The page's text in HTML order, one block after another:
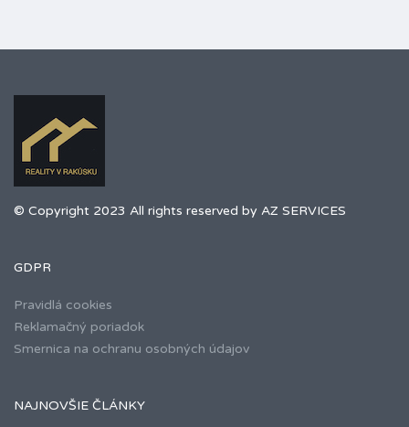
© Copyright 2023 All rights reserved by AZ SERVICES
GDPR
Pravidlá cookies
Reklamačný poriadok
Smernica na ochranu osobných údajov
NAJNOVŠIE ČLÁNKY